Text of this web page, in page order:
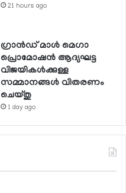
21 hours ago
ഗ്രാന്‍ഡ് മാള്‍ മെഗാ
പ്രൊമോഷന്‍ ആദ്യഘട്ട
വിജയികള്‍ക്കുള്ള
സമ്മാനങ്ങള്‍ വിതരണം
ചെയ്തു
1 day ago